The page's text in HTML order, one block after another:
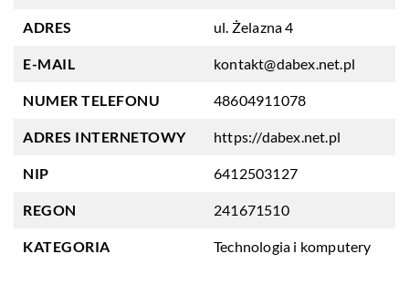
ADRES ul. Żelazna 4
E-MAIL kontakt@dabex.net.pl
NUMER TELEFONU 48604911078
ADRES INTERNETOWY https://dabex.net.pl
NIP 6412503127
REGON 241671510
KATEGORIA Technologia i komputery